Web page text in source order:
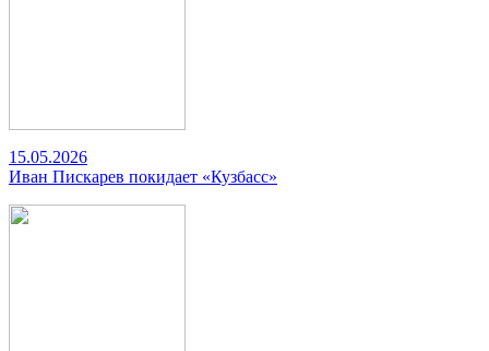
15.05.2026
Иван Пискарев покидает «Кузбасс»